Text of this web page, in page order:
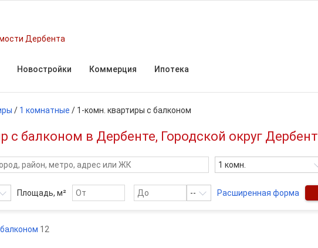
Дербента
Новостройки Коммерция Ипотека
/ 1 комнатные / 1-комн. квартиры с балконом
с балконом в Дербенте, Городской округ Дербент
1 комн.
Площадь, м² -- Расширенная форма
12